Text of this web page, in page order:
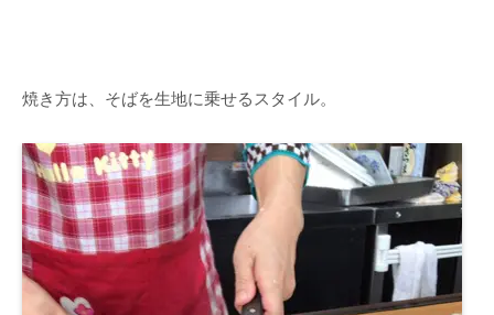
焼き方は、そばを生地に乗せるスタイル。